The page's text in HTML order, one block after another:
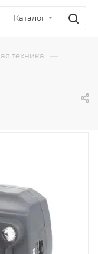
Каталог
техника —